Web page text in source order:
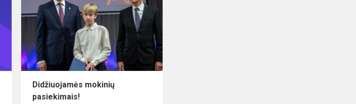
2024
-
Rūtenis
Latoža
Didžiuojamės mokinių
pasiekimais!